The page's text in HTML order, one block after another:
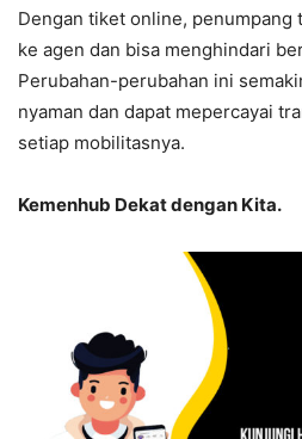
Dengan tiket online,
ke agen dan bisa menghindari
Perubahan-perubahan ini
nyaman dan dapat mepercayai
setiap mobilitasnya.
Kemenhub Dekat dengan Kita.